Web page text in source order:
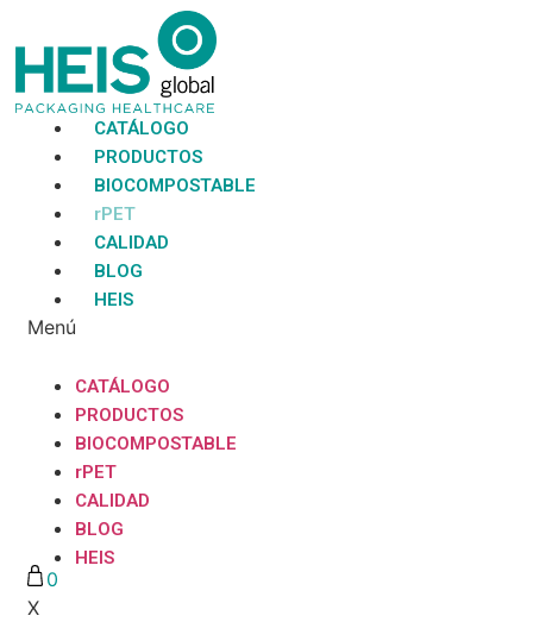
CATÁLOGO
PRODUCTOS
BIOCOMPOSTABLE
rPET
CALIDAD
BLOG
HEIS
Menú
CATÁLOGO
PRODUCTOS
BIOCOMPOSTABLE
rPET
CALIDAD
BLOG
HEIS
0
X